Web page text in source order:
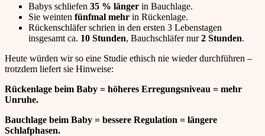
Babys schliefen 35 % länger in Bauchlage.
Sie weinten fünfmal mehr in Rückenlage.
Rückenschläfer schrien in den ersten 3 Lebenstagen
insgesamt ca. 10 Stunden, Bauchschläfer nur2 Stunden.
Heute würden wir so eine Studie ethisch nie wieder durchführen –
trotzdem liefert sie Hinweise:
Rückenlage beim Baby = höheres Erregungsniveau = mehr
Unruhe.
Bauchlage beim Baby = bessere Regulation = längere
Schlafphasen.